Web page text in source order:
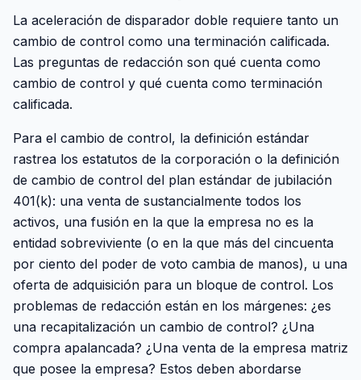
La aceleración de disparador doble requiere tanto un
cambio de control como una terminación calificada.
Las preguntas de redacción son qué cuenta como
cambio de control y qué cuenta como terminación
calificada.
Para el cambio de control, la definición estándar
rastrea los estatutos de la corporación o la definición
de cambio de control del plan estándar de jubilación
401(k): una venta de sustancialmente todos los
activos, una fusión en la que la empresa no es la
entidad sobreviviente (o en la que más del cincuenta
por ciento del poder de voto cambia de manos), u una
oferta de adquisición para un bloque de control. Los
problemas de redacción están en los márgenes: ¿es
una recapitalización un cambio de control? ¿Una
compra apalancada? ¿Una venta de la empresa matriz
que posee la empresa? Estos deben abordarse